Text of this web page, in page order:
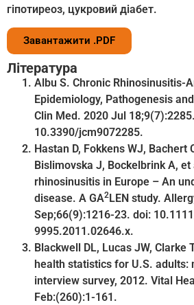
гіпотиреоз, цукровий діабет.
Завантажити .PDF
Література
Albu S. Chronic Rhinosinusitis-
Epidemiology, Pathogenesis
Clin Med. 2020 Jul
10.3390/jcm9072285.
Hastan D, Fokkens WJ, Bachert
Bislimovska J, Bockelbrink A,
rhinosinusitis in Europe – An
disease. A GA2 LEN study.
Sep;66(9):1216-23. doi:
9995.2011.02646.x.
Blackwell DL, Lucas JW, Clarke
health statistics for U.S. adults:
interview survey, 2012. Vital
Feb:(260):1-161.